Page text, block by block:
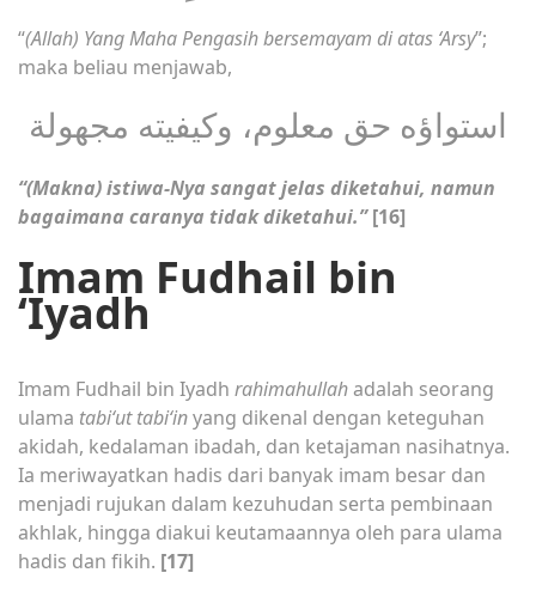
“(Allah) Yang Maha Pengasih bersemayam di atas ‘Arsy”;
maka beliau menjawab,
استواؤه حق معلوم، وكيفيته مجهولة
“(Makna) istiwa-Nya sangat jelas diketahui, namun
bagaimana caranya tidak diketahui.”[16]
Imam Fudhail bin
‘Iyadh
Imam Fudhail bin Iyadh rahimahullahadalah seorang
ulama tabi‘ut tabi‘inyang dikenal dengan keteguhan
akidah, kedalaman ibadah, dan ketajaman nasihatnya.
Ia meriwayatkan hadis dari banyak imam besar dan
menjadi rujukan dalam kezuhudan serta pembinaan
akhlak, hingga diakui keutamaannya oleh para ulama
hadis dan fikih. [17]